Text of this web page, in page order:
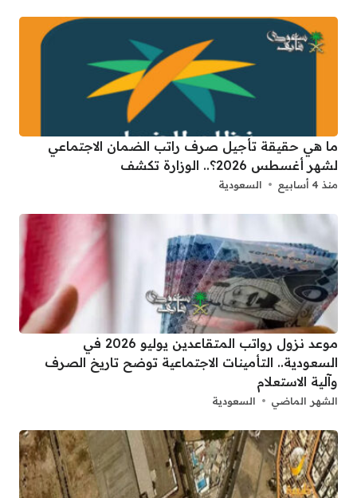
ما هي حقيقة تأجيل صرف راتب الضمان الاجتماعي
لشهر أغسطس 2026؟.. الوزارة تكشف
منذ 4 أسابيع السعودية
موعد نزول رواتب المتقاعدين يوليو 2026 في
السعودية.. التأمينات الاجتماعية توضح تاريخ الصرف
وآلية الاستعلام
الشهر الماضي السعودية